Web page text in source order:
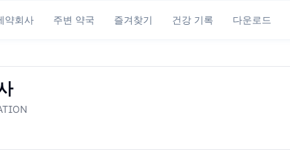
약회사 주변 약국 즐겨찾기 건강 기록 다운로드